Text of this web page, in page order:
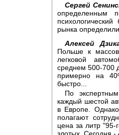
Сергей
определенным
рынка
Алексей
Польше к
легковой
среднем 500-700
примерно на
быстро...
По
каждый шестой
в Европе.
полагают
цена за литр "95-
злотых. Сегодня -